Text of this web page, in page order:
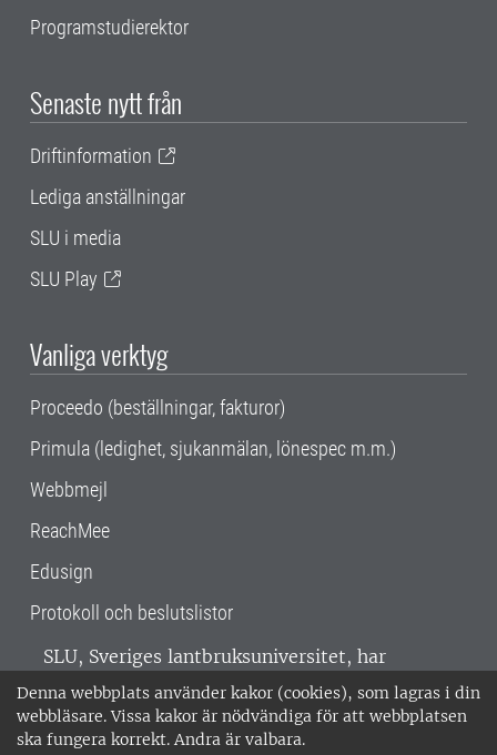
Denna webbplats använder kakor (cookies), som lagras i din
webbläsare. Vissa kakor är nödvändiga för att webbplatsen
ska fungera korrekt. Andra är valbara.
Programstudierektor
Senaste nytt från
Driftinformation
Lediga anställningar
SLU i media
SLU Play
Vanliga verktyg
Proceedo (beställningar, fakturor)
Primula (ledighet, sjukanmälan, lönespec m.m.)
Webbmejl
ReachMee
Edusign
Protokoll och beslutslistor
SLU, Sveriges lantbruksuniversitet, har
verksamhet över hela Sverige. Huvudorter är
Alnarp, Uppsala och Umeå.SLU är
miljöcertifierat enligt ISO 14001. •